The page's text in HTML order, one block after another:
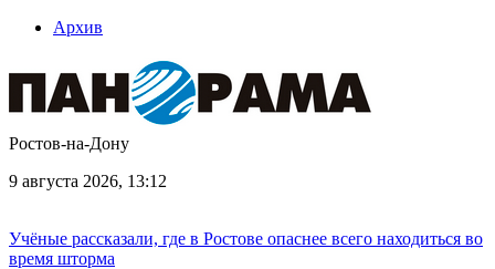
Архив
Ростов-на-Дону
9 августа 2026, 13:12
Учёные рассказали, где в Ростове опаснее всего находиться во
время шторма